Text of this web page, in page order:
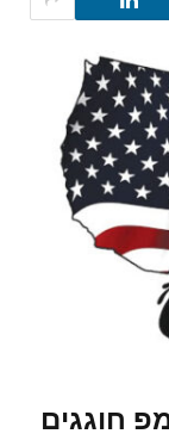
חוגגים